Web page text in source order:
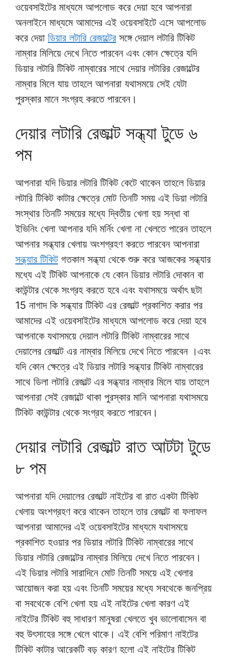
ওয়েবসাইটের মাধ্যমে আপলোড করে দেয়া হবে আপনারা
অনলাইনে মাধ্যমে আমাদের এই ওয়েবসাইটে এসে আপলোড
করে দেয়া ডিয়ার লটারি রেজাল্টের সঙ্গে দেয়াল লটারি টিকিট
নাম্বার মিলিয়ে দেখে নিতে পারবেন এবং কোন ক্ষেত্রে যদি
ডিয়ার লটারি টিকিট নাম্বারের সাথে দেয়ার লটারির রেজাল্টের
নাম্বার মিলে যায় তাহলে আপনারা যথাসময়ে সেই যেটা
পুরস্কার মানে সংগ্রহ করতে পারবেন।
দেয়ার লটারি রেজাল্ট সন্ধ্যা টুডে ৬
পম
আপনারা যদি ডিয়ার লটারি টিকিট কেটে থাকেন তাহলে ডিয়ার
লটারি টিকিট কাটার ক্ষেত্রে মোট তিনটি সময় এই ডিয়া লটারি
সংস্থার তিনটি সময়ের মধ্যে দ্বিতীয় খেলা হয় সন্ধা বা
ইভিনিং খেলা আপনার যদি মর্নিং খেলা না খেলতে পারেন তাহলে
আপনার সন্ধ্যার খেলায় অংশগ্রহণ করতে পারবেন আপনারা
সন্ধ্যার টিকিট গতকাল সন্ধ্যা থেকে শুরু করে আজকের সন্ধ্যার
মধ্যে এই টিকিট আপনাকে যে কোন ডিয়ার লটারি দোকান বা
কাউন্টার থেকে সংগ্রহ করতে হবে এবং যথাসময়ে অর্থাৎ ছটা
15 নাগাদ কি সন্ধ্যার টিকিট এর রেজাল্ট প্রকাশিত করার পর
আমাদের এই ওয়েবসাইটের মাধ্যমে আপলোড করে দেয়া হবে
আপনাকে যথাসময়ে দেয়াল লটারি টিকিট নাম্বারের সাথে
দেয়ালের রেজাল্ট এর নাম্বার মিলিয়ে দেখে নিতে পারবেন ।এবং
যদি কোন ক্ষেত্রে এই ডিয়ার লটারি সন্ধ্যার টিকিট নাম্বারের
সাথে ডিলা লটারি রেজাল্ট এর সন্ধ্যার নাম্বার মিলে যায় তাহলে
আপনারা সেই রেজাল্টে থাকা পুরস্কার মানি আপনারা যথাসময়ে
টিকিট কাউন্টার থেকে সংগ্রহ করতে পারবেন।
দেয়ার লটারি রেজাল্ট রাত আটটা টুডে
৮ পম
আপনারা যদি দেয়ালের রেজাল্ট নাইটের বা রাত একটা টিকিট
খেলায় অংশগ্রহণ করে থাকেন তাহলে তার রেজাল্ট বা ফলাফল
আপনারা আমাদের এই ওয়েবসাইটের মাধ্যমে যথাসময়ে
প্রকাশিত হওয়ার পর ডিয়ার লটারি টিকিট নাম্বারের সাথে
ডিয়ার লটারি রেজাল্টের নাম্বার মিলিয়ে দেখে নিতে পারবেন।
এই ডিয়ার লটারি সারাদিনে মোট তিনটি সময়ে এই খেলার
আয়োজন করা হয় এবং তিনটি সময়ের মধ্যে সবথেকে জনপ্রিয়
বা সবথেকে বেশি খেলা হয় এই নাইটের খেলা কারণ এই
নাইটের টিকিট বহু সাধারণ মানুষরা খেলতে খুব ভালোবাসেন বা
বহু উৎসাহের সঙ্গে খেলে থাকে। এই বেশি পরিমাণ নাইটের
টিকিট কাটার আরেকটি বড় কারণ হলো এই নাইটের টিকিট